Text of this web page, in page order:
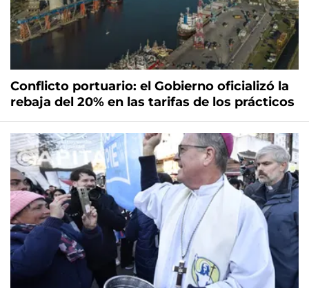
Conflicto portuario: el Gobierno oficializó la
rebaja del 20% en las tarifas de los prácticos